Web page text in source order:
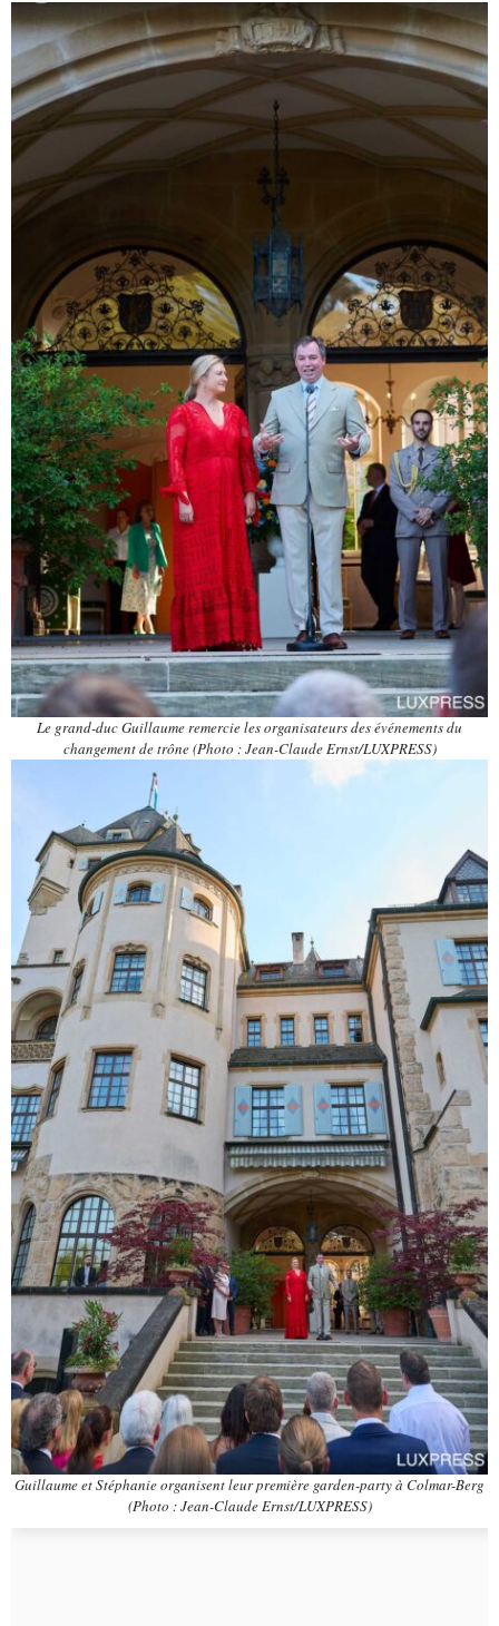
Le grand-duc Guillaume remercie les organisateurs des événements du
changement de trône (Photo : Jean-Claude Ernst/LUXPRESS)
Guillaume et Stéphanie organisent leur première garden-party à Colmar-Berg
(Photo : Jean-Claude Ernst/LUXPRESS)